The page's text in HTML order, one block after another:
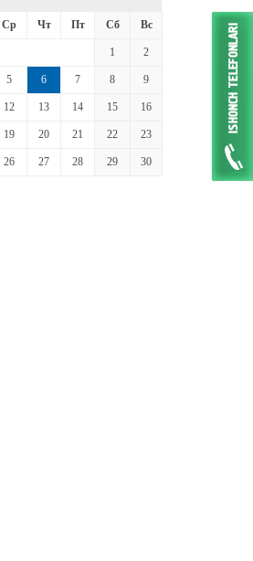
Ср Чт Пт Сб Вс
1 2
5 6 7 8 9
12 13 14 15 16
19 20 21 22 23
26 27 28 29 30